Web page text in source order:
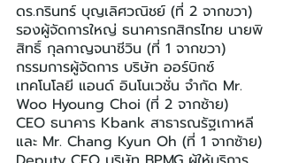
ดร.กรินทร์ บุญเลิศวณิชย์ (ที่ 2 จากขวา)
รองผู้จัดการใหญ่ ธนาคารกสิกรไทย นายพิ
สิทธิ์ กุลกาญจนาชีวิน (ที่ 1 จากขวา)
กรรมการผู้จัดการ บริษัท ออร์บิกซ์
เทคโนโลยี แอนด์ อินโนเวชั่น จำกัด Mr.
Woo Hyoung Choi (ที่ 2 จากซ้าย)
CEO ธนาคาร Kbank สาธารณรัฐเกาหลี
และ Mr. Chang Kyun Oh (ที่ 1 จากซ้าย)